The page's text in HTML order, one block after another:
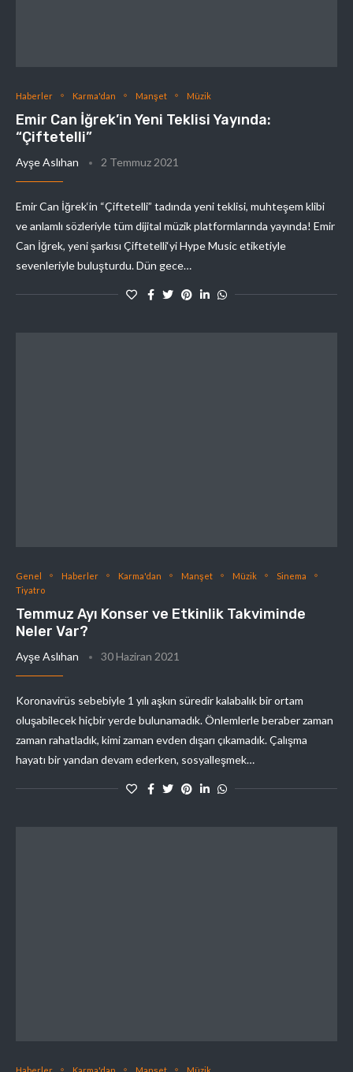
Haberler Karma'dan Manşet Müzik
Emir Can İğrek’in Yeni Teklisi Yayında:
“Çiftetelli”
Ayşe Aslıhan 2 Temmuz 2021
Emir Can İğrek‘in “Çiftetelli” tadında yeni teklisi, muhteşem klibi
ve anlamlı sözleriyle tüm dijital müzik platformlarında yayında! Emir
Can İğrek, yeni şarkısı Çiftetelli‘yi Hype Music etiketiyle
sevenleriyle buluşturdu. Dün gece…
Genel Haberler Karma'dan Manşet Müzik
Sinema
Tiyatro
Temmuz Ayı Konser ve Etkinlik Takviminde
Neler Var?
Ayşe Aslıhan 30 Haziran 2021
Koronavirüs sebebiyle 1 yılı aşkın süredir kalabalık bir ortam
oluşabilecek hiçbir yerde bulunamadık. Önlemlerle beraber zaman
zaman rahatladık, kimi zaman evden dışarı çıkamadık. Çalışma
hayatı bir yandan devam ederken, sosyalleşmek…
Haberler Karma'dan Manşet Müzik